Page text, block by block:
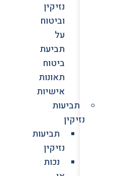
נזיקין
וביטוח
על
תביעת
ביטוח
תאונות
אישיות
תביעות
נזיקין
תביעות
נזיקין
נכות